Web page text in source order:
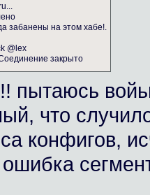
забанены на этом хабе!.
@lex
закрыто
пытаюсь
что
конфигов,
ошибка